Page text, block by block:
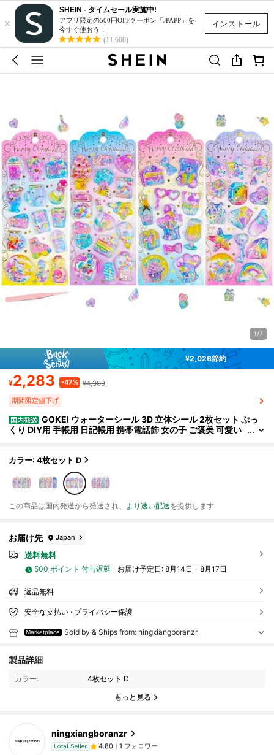
インストール
×
SHEIN - タイムセール実施中!
アプリ限定の500円OFFクーポン「JPAPP」を
今すぐ使おう！
(11,600)
1/7
¥2,026節約
¥2,283 -47% ¥4,309
期間限定値下げ
国内発送 GOKEI ウォーターシール 3D 立体シール 2枚セット ぷっ
くり DIY用 手帳用 日記帳用 携帯電話飾 女の子 ご褒美 可愛い
カラー: 4枚セット D
この商品は国内発送から発送され、 より速い配送を提供します
お届け先 Japan
送料無料
500 ポイント 付与遅延 お届け予定日: 8月14日 - 8月17日
返品無料
安全な支払い · プライバシー保護
Marketplace Sold by & Ships from: ningxiangboranzr
製品詳細
カラー: 4枚セット D
もっと見る
ningxiangboranzr
Local Seller 4.80 1 フォロワー